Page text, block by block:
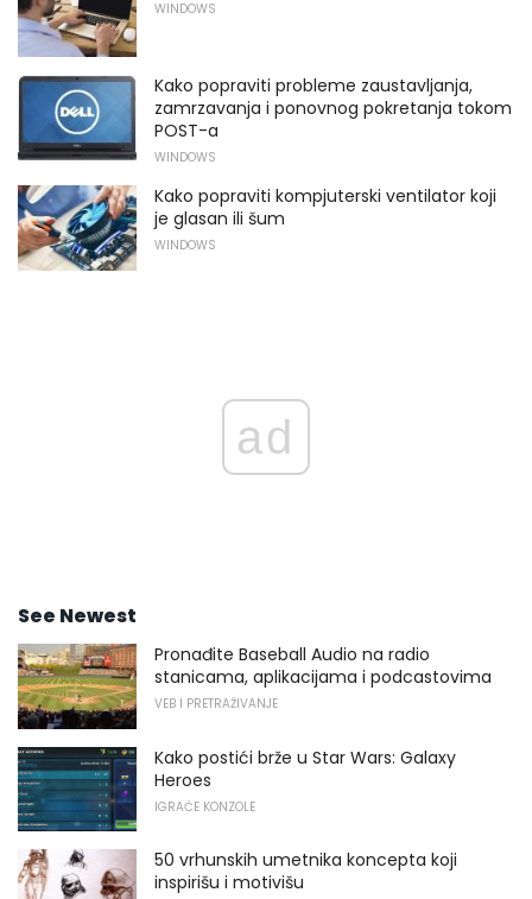
WINDOWS
Kako popraviti probleme zaustavljanja,
zamrzavanja i ponovnog pokretanja tokom
POST-a
WINDOWS
Kako popraviti kompjuterski ventilator koji
je glasan ili šum
WINDOWS
ad
See Newest
Pronađite Baseball Audio na radio
stanicama, aplikacijama i podcastovima
VEB I PRETRAŽIVANJE
Kako postići brže u Star Wars: Galaxy
Heroes
IGRAĆE KONZOLE
50 vrhunskih umetnika koncepta koji
inspirišu i motivišu